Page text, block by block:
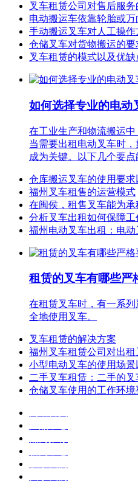
叉车租赁公司对售后服务
电动搬运车依靠轮胎或
手动搬运叉车对人工操
仓储叉车对货物搬运的要
叉车租赁的模式以及优缺
如何选择专业的电动
在工业生产和物流搬运中
当需要出租电动叉车时
成为关键。以下几个要点
仓库搬运叉车的使用要
福州叉车租售的运营模式
在闽侯，租售叉车能为
分析叉车出租如何保障工
福州电动叉车出租：电
租赁的叉车有哪些严
在租赁叉车时，有一系
全地使用叉车。
叉车租赁的解决方案
福州叉车租赁公司对出
小型电动叉车的使用场景
二手叉车租赁：二手的
仓储叉车使用的工作环境